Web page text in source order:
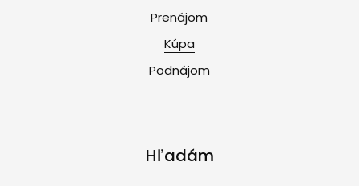
Prenájom
Kúpa
Podnájom
Hľadám